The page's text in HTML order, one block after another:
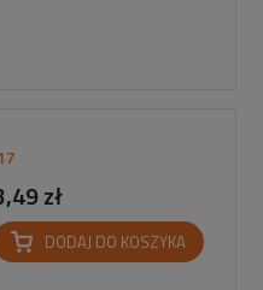
zł
DODAJ DO KOSZYKA